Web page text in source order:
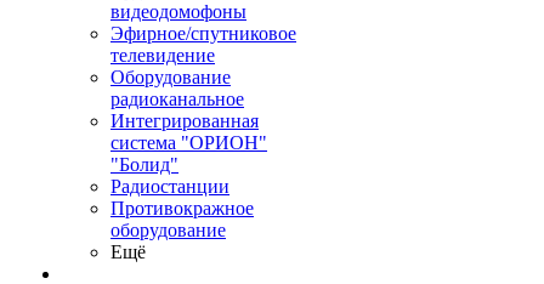
видеодомофоны
Эфирное/спутниковое
телевидение
Оборудование
радиоканальное
Интегрированная
система "ОРИОН"
"Болид"
Радиостанции
Противокражное
оборудование
Ещё